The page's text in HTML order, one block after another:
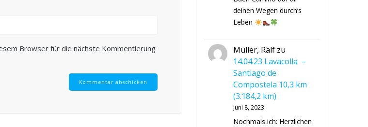
Browser für die nächste Kommentierung
deinen Wegen durch‘s
Leben
Müller, Ralf zu
14.04.23 Lavacolla –
Santiago de
Compostela 10,3 km
(3.184,2 km)
Juni 8, 2023
Nochmals ich: Herzlichen